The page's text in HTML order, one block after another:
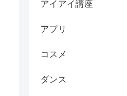
アイアイ講座
アプリ
コスメ
ダンス